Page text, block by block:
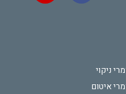
ניקוי
איטום